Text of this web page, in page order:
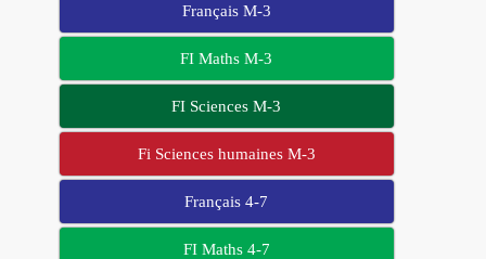
Français M-3
FI Maths M-3
FI Sciences M-3
Fi Sciences humaines M-3
Français 4-7
FI Maths 4-7